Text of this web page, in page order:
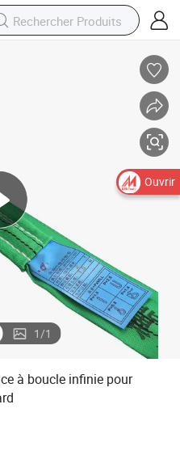
1/1
à boucle infinie pour
Ouvrir